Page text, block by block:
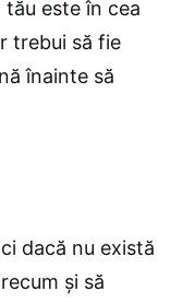
este în cea
trebui să fie
înainte să
dacă nu există
și să